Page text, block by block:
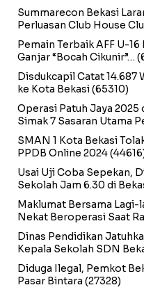
Summarecon Bekasi
Perluasan Club House
Pemain Terbaik AFF U-
Ganjar “Bocah Cikunir”…
Disdukcapil Catat 14.687
ke Kota Bekasi(65310)
Operasi Patuh Jaya 2025
Simak 7 Sasaran Utama
SMAN 1 Kota Bekasi
PPDB Online 2024
Usai Uji Coba Sepekan,
Sekolah Jam 6.30 di
Maklumat Bersama Lagi-
Nekat Beroperasi Saat
Dinas Pendidikan
Kepala Sekolah SDN
Diduga Ilegal, Pemkot
Pasar Bintara (27328)